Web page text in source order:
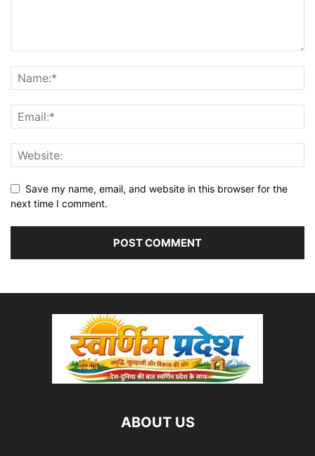
Save my name, email, and website in this browser for the
next time I comment.
ABOUT US